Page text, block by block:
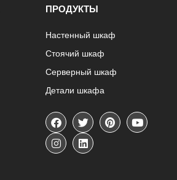
ПРОДУКТЫ
Настенный шкаф
Стоячий шкаф
Серверный шкаф
Детали шкафа